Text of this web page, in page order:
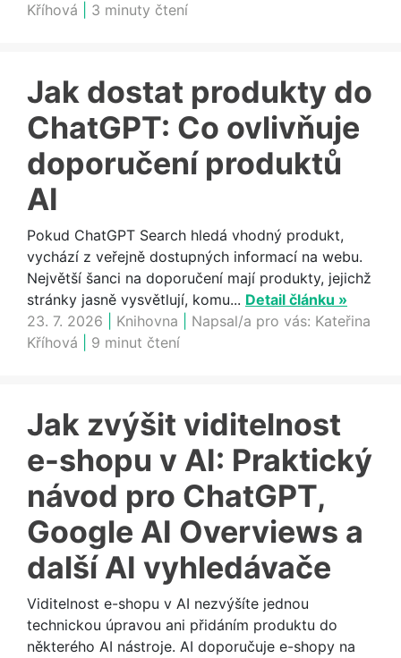
Kříhová
3 minuty čtení
Jak dostat produkty do
ChatGPT: Co ovlivňuje
doporučení produktů
AI
Pokud ChatGPT Search hledá vhodný produkt,
vychází z veřejně dostupných informací na webu.
Největší šanci na doporučení mají produkty, jejichž
stránky jasně vysvětlují, komu... Detail článku »
23. 7. 2026
Knihovna Napsal/a pro vás: Kateřina
Kříhová
9 minut čtení
Jak zvýšit viditelnost
e-shopu v AI: Praktický
návod pro ChatGPT,
Google AI Overviews a
další AI vyhledávače
Viditelnost e-shopu v AI nezvýšíte jednou
technickou úpravou ani přidáním produktu do
některého AI nástroje. AI doporučuje e-shopy na